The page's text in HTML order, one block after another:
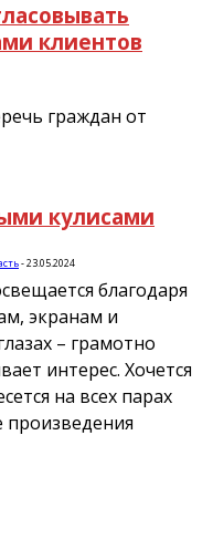
клиентов
граждан от
кулисами
-23.05.2024
благодаря
экранам и
– грамотно
интерес. Хочется
на всех парах
произведения